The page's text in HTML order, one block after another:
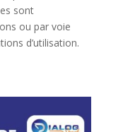
sont
ou par voie
d’utilisation.